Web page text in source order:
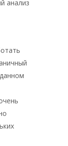
анализ